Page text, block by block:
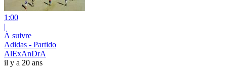
1:00
|
À suivre
Adidas - Partido
AlExAnDrA
il y a 20 ans